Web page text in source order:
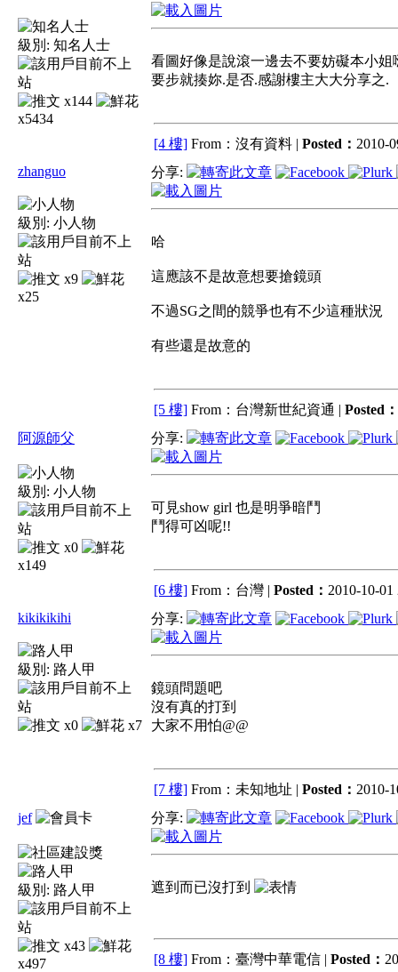
級別: 知名人士
x144
x5434
看圖好像是說滾一邊去不要妨礙本小姐
要步就揍妳.是否.感謝樓主大大分享之.
[4 樓] From：沒有資料 | Posted： 2010-
zhanguo
級別: 小人物
x9
x25
分享:
哈
這應該不是故意想要搶鏡頭
不過SG之間的競爭也有不少這種狀況
有些還是故意的
[5 樓] From：台灣新世紀資通 | Posted：
阿源師父
級別: 小人物
x0
x149
分享:
可見show girl 也是明爭暗鬥
鬥得可凶呢!!
[6 樓] From：台灣 | Posted： 2010-10-01
kikikikihi
級別: 路人甲
x0 x7
分享:
鏡頭問題吧
沒有真的打到
大家不用怕@@
[7 樓] From：未知地址 | Posted： 2010-
jef
級別: 路人甲
x43
x497
分享:
遮到而已沒打到
[8 樓] From：臺灣中華電信 | Posted：